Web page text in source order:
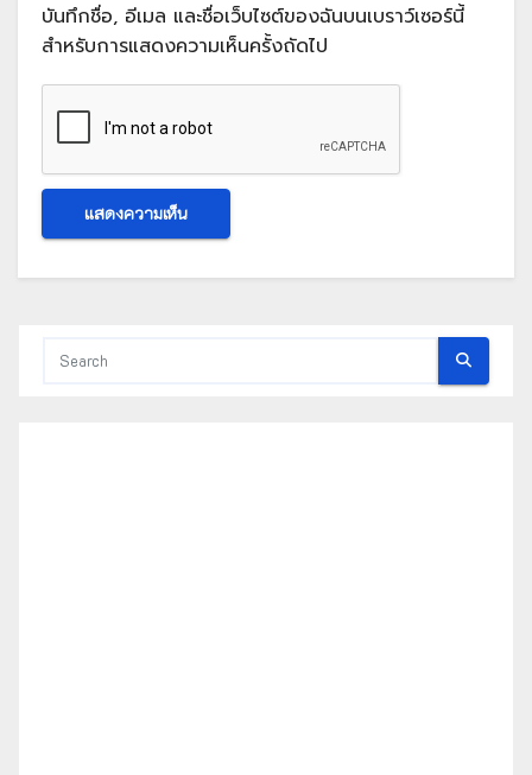
บันทึกชื่อ, อีเมล และชื่อเว็บไซต์ของฉันบนเบราว์เซอร์นี้
สำหรับการแสดงความเห็นครั้งถัดไป